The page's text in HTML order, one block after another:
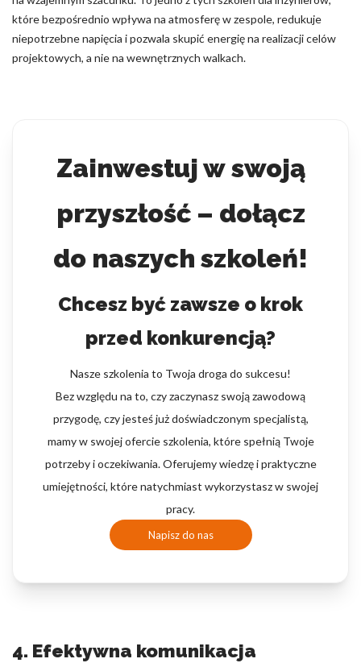
które bezpośrednio wpływa na atmosferę w zespole, redukuje
niepotrzebne napięcia i pozwala skupić energię na realizacji celów
projektowych, a nie na wewnętrznych walkach.
Zainwestuj w swoją
przyszłość – dołącz
do naszych szkoleń!
Chcesz być zawsze o krok
przed konkurencją?
Nasze szkolenia to Twoja droga do sukcesu!
Bez względu na to, czy zaczynasz swoją zawodową
przygodę, czy jesteś już doświadczonym specjalistą,
mamy w swojej ofercie szkolenia, które spełnią Twoje
potrzeby i oczekiwania. Oferujemy wiedzę i praktyczne
umiejętności, które natychmiast wykorzystasz w swojej
pracy.
Napisz do nas
4. Efektywna komunikacja